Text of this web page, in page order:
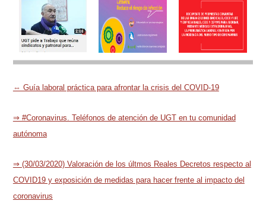
⇔ Guía laboral práctica para afrontar la crisis del COVID-19
⇒ #Coronavirus. Teléfonos de atención de UGT en tu comunidad
autónoma
⇒ (30/03/2020) Valoración de los últmos Reales Decretos respecto al
COVID19 y exposición de medidas para hacer frente al impacto del
coronavirus